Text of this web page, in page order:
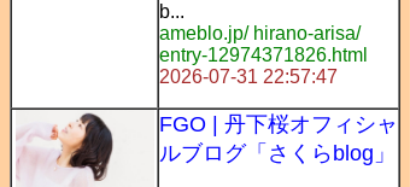
b...
ameblo.jp/ hirano-arisa/
entry-12974371826.html
2026-07-31 22:57:47
FGO | 丹下桜オフィシャ
ルブログ「さくらblog」